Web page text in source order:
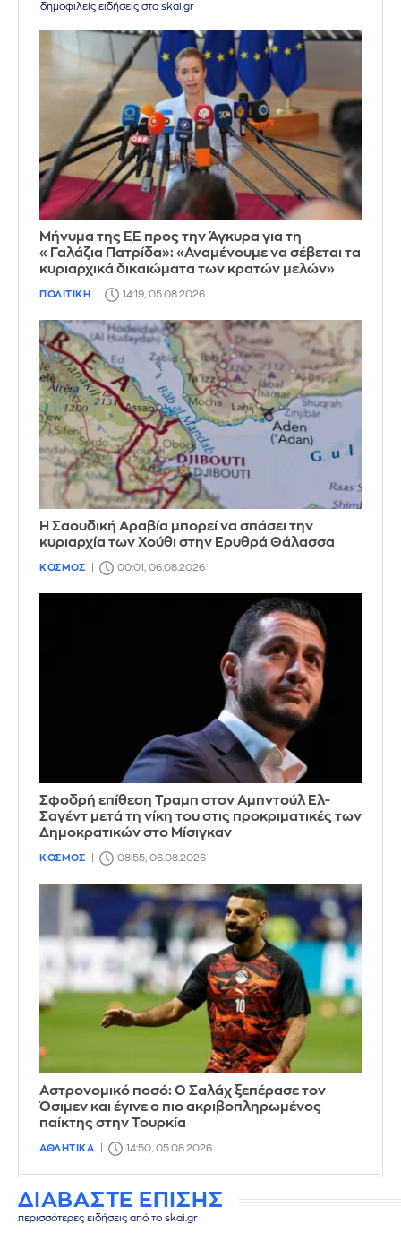
δημοφιλείς ειδήσεις στο skai.gr
Μήνυμα της ΕΕ προς την Άγκυρα για τη
«Γαλάζια Πατρίδα»: «Αναμένουμε να σέβεται τα
κυριαρχικά δικαιώματα των κρατών μελών»
ΠΟΛΙΤΙΚΗ 14:19, 05.08.2026
Η Σαουδική Αραβία μπορεί να σπάσει την
κυριαρχία των Χούθι στην Ερυθρά Θάλασσα
ΚΟΣΜΟΣ 00:01, 06.08.2026
Σφοδρή επίθεση Τραμπ στον Αμπντούλ Ελ-
Σαγέντ μετά τη νίκη του στις προκριματικές των
Δημοκρατικών στο Μίσιγκαν
ΚΟΣΜΟΣ 08:55, 06.08.2026
Αστρονομικό ποσό: Ο Σαλάχ ξεπέρασε τον
Όσιμεν και έγινε ο πιο ακριβοπληρωμένος
παίκτης στην Τουρκία
ΑΘΛΗΤΙΚΑ 14:50, 05.08.2026
ΔΙΑΒΑΣΤΕ ΕΠΙΣΗΣ
περισσότερες ειδήσεις από το skai.gr